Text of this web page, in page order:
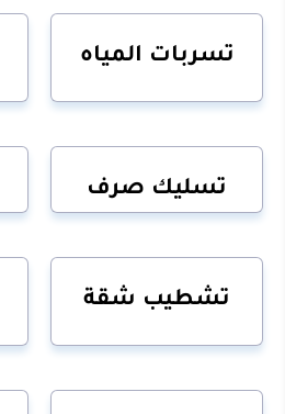
تسربات المياه
تسليك صرف
تشطيب شقة